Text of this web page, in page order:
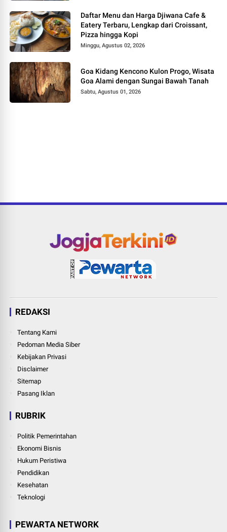
Daftar Menu dan Harga Djiwana Cafe &
Eatery Terbaru, Lengkap dari Croissant,
Pizza hingga Kopi
Minggu, Agustus 02, 2026
Goa Kidang Kencono Kulon Progo, Wisata
Goa Alami dengan Sungai Bawah Tanah
Sabtu, Agustus 01, 2026
REDAKSI
Tentang Kami
Pedoman Media Siber
Kebijakan Privasi
Disclaimer
Sitemap
Pasang Iklan
RUBRIK
Politik Pemerintahan
Ekonomi Bisnis
Hukum Peristiwa
Pendidikan
Kesehatan
Teknologi
PEWARTA NETWORK